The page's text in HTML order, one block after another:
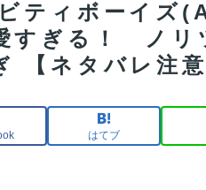
ビティボーイ
すぎる！ ノリ
【ネタバレ注意
はてブ